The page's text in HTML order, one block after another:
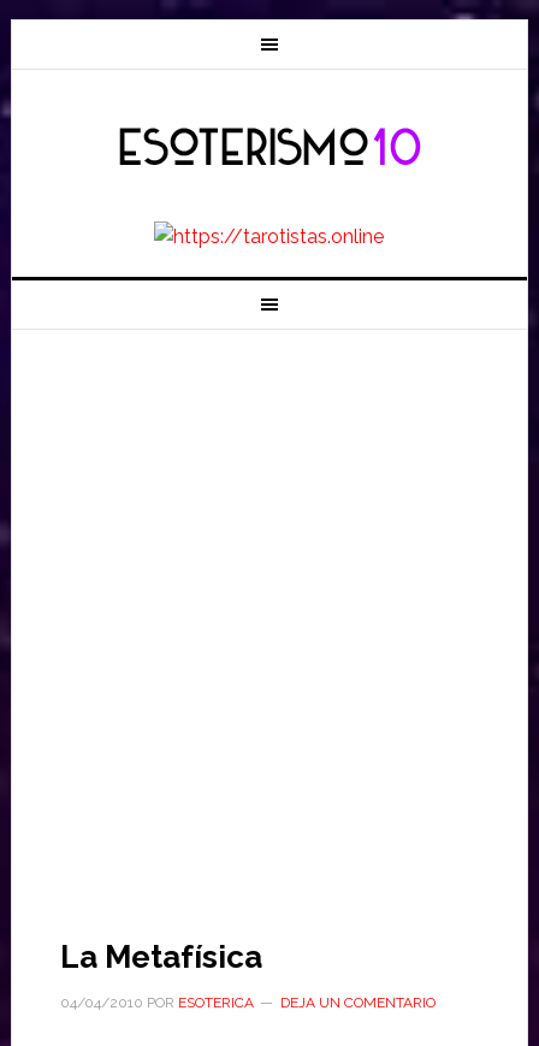
La Metafísica
04/04/2010 POR ESOTERICA DEJA UN COMENTARIO